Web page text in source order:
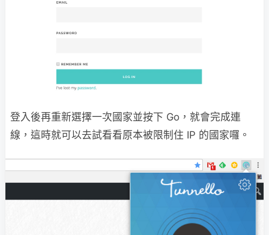
登入後再重新選擇一次國家並按下 Go，就會完成連
線，這時就可以去試看看原本被限制住 IP 的國家囉。